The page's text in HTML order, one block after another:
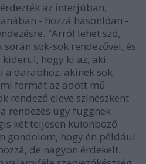
az interjúban,
- hozzá hasonlóan -
"Arról lehet szó,
sok-sok rendezővel, és
hogy ki az, aki
a darabhoz, akinek sok
formát az adott mű
rendező eleve színészként
rendezés úgy függnek
két teljesen különböző
gondolom, hogy én például
de nagyon érdekelt.